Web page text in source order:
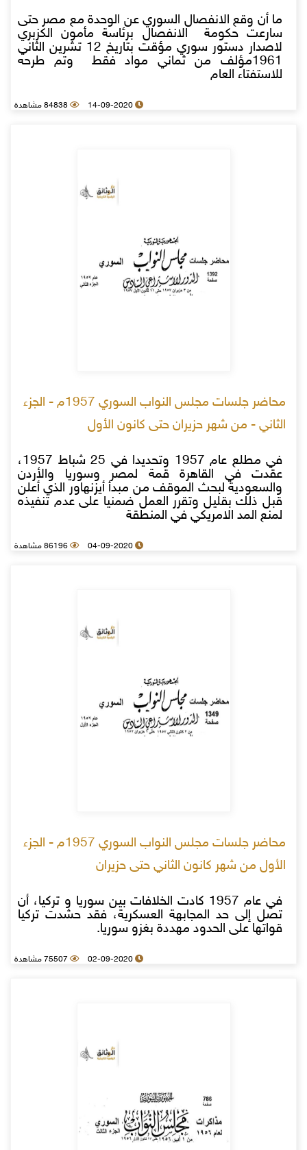
ما أن وقع الانفصال السوري عن الوحدة مع مصر حتى
سارعت حكومة الانفصال برئاسة مأمون الكزبري
لاصدار دستور سوري مؤقت بتاريخ 12 تشرين الثاني
1961مؤلف من ثماني مواد فقط وتم طرحه
للاستفتاء العام
14-09-2020 84838 مشاهدة
محاضر جلسات مجلس النواب السوري 1957م - الجزء
الثاني - من شهر حزيران حتى كانون الأول
في مطلع عام 1957 وتحديدا في 25 شباط 1957،
عقدت في القاهرة قمة لمصر وسوريا والأردن
والسعودية لبحث الموقف من مبدأ أيزنهاور الذي أعلن
قبل ذلك بقليل وتقرر العمل ضمنيا على عدم تنفيذه
لمنع المد الامريكي في المنطقة
04-09-2020 86196 مشاهدة
محاضر جلسات مجلس النواب السوري 1957م - الجزء
الأول من شهر كانون الثاني حتى حزيران
في عام 1957 كادت الخلافات بين سوريا و تركيا، أن
تصل إلى حد المجابهة العسكرية، فقد حشدت تركيا
قواتها على الحدود مهددة بغزو سوريا.
02-09-2020 75507 مشاهدة